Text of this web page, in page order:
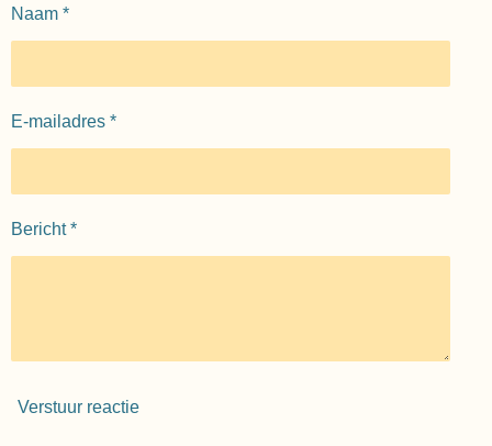
Naam *
E-mailadres *
Bericht *
Verstuur reactie